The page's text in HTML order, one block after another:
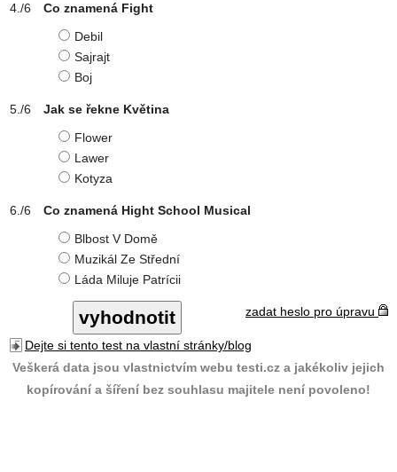
Co znamená Fight
Debil
Sajrajt
Boj
Jak se řekne Květina
Flower
Lawer
Kotyza
Co znamená Hight School Musical
Blbost V Domě
Muzikál Ze Střední
Láda Miluje Patrícii
zadat heslo pro úpravu
Dejte si tento test na vlastní stránky/blog
Veškerá data jsou vlastnictvím webu testi.cz a jakékoliv jejich
kopírování a šíření bez souhlasu majitele není povoleno!